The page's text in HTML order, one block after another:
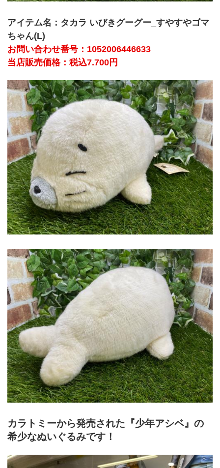
アイテム名： タカラ いびきグーグー_すやすやゴマ
ちゃん(L)
お問い合わせ番号： 1052006446633
当店販売価格：税込7.700円
カラトミーから発売された『少年アシベ』の
希少なぬいぐるみです！